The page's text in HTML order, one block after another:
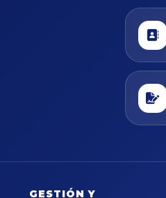
GESTIÓN Y